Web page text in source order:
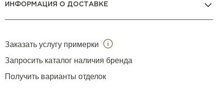
ИНФОРМАЦИЯ О ДОСТАВКЕ
Заказать услугу примерки
Запросить каталог наличия бренда
Получить варианты отделок